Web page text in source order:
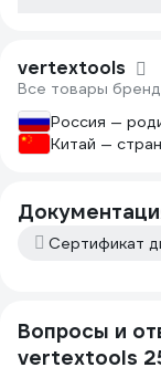
vertextools
Все товары
Россия —
Китай —
Сертификат
Вопросы и
vertextools